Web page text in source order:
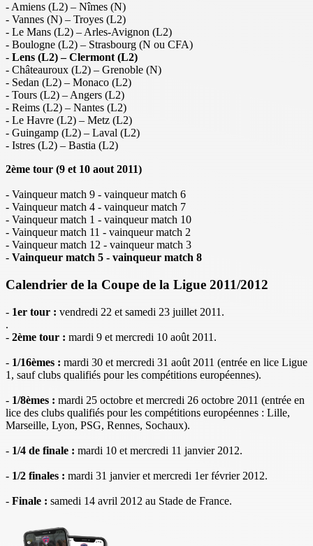
- Amiens (L2) – Nîmes (N)
- Vannes (N) – Troyes (L2)
- Le Mans (L2) – Arles-Avignon (L2)
- Boulogne (L2) – Strasbourg (N ou CFA)
- Lens (L2) – Clermont (L2)
- Châteauroux (L2) – Grenoble (N)
- Sedan (L2) – Monaco (L2)
- Tours (L2) – Angers (L2)
- Reims (L2) – Nantes (L2)
- Le Havre (L2) – Metz (L2)
- Guingamp (L2) – Laval (L2)
- Istres (L2) – Bastia (L2)
2ème tour (9 et 10 aout 2011)
- Vainqueur match 9 - vainqueur match 6
- Vainqueur match 4 - vainqueur match 7
- Vainqueur match 1 - vainqueur match 10
- Vainqueur match 11 - vainqueur match 2
- Vainqueur match 12 - vainqueur match 3
- Vainqueur match 5 - vainqueur match 8
Calendrier de la Coupe de la Ligue 2011/2012
- 1er tour : vendredi 22 et samedi 23 juillet 2011.
.
- 2ème tour : mardi 9 et mercredi 10 août 2011.
- 1/16èmes : mardi 30 et mercredi 31 août 2011 (entrée en lice Ligue
1, sauf clubs qualifiés pour les compétitions européennes).
- 1/8èmes : mardi 25 octobre et mercredi 26 octobre 2011 (entrée en
lice des clubs qualifiés pour les compétitions européennes : Lille,
Marseille, Lyon, PSG, Rennes, Sochaux).
- 1/4 de finale : mardi 10 et mercredi 11 janvier 2012.
- 1/2 finales : mardi 31 janvier et mercredi 1er février 2012.
- Finale : samedi 14 avril 2012 au Stade de France.